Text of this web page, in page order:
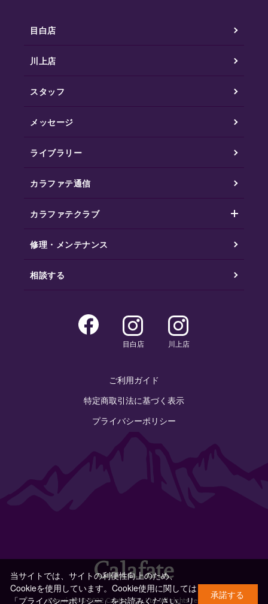
目白店
川上店
スタッフ
メッセージ
ライブラリー
カラファテ通信
カラファテクラブ
修理・メンテナンス
相談する
目白店 川上店
ご利用ガイド
特定商取引法に基づく表示
プライバシーポリシー
Copyright © 2022 Calafate Co.,Ltd. All rights reserved.
当サイトでは、サイトの利便性向上のため、
Cookieを使用しています。Cookie使用に関しては
「プライバシーポリシー」をお読みください。リ
承諾する